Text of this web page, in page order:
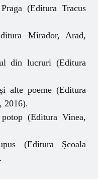
(Editura Tracus
Mirador, Arad,
din lucruri (Editura
alte poeme (Editura
2016).
(Editura Vinea,
(Editura Şcoala